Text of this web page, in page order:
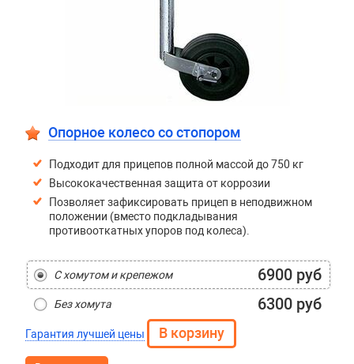
Опорное колесо со стопором
Подходит для прицепов полной массой до 750 кг
Высококачественная защита от коррозии
Позволяет зафиксировать прицеп в неподвижном
положении (вместо подкладывания
противооткатных упоров под колеса).
С хомутом и крепежом 6900 руб
Без хомута 6300 руб
Гарантия лучшей цены